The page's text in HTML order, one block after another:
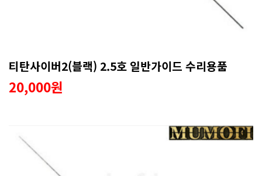
티탄사이버2(블랙) 2.5호 일반가이드 수리용품
20,000원